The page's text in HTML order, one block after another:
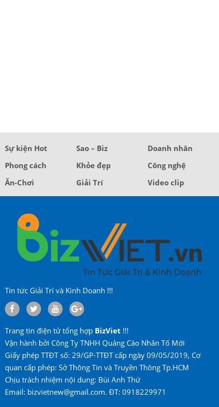
Sự kiện Hot Sao – Biz
Doanh nhân
Phong cách
Khỏe đẹp
Công nghệ
Ăn-Chơi
Giải Trí Video clip
Tin tức Giải Trí và Kinh Doanh !!!
Trang tin điện tử tổng hợp BizViet !!!
Vận hành bởi Công Ty TNHH Quảng Cáo Nhân Tố Mới
Giấy phép TTĐT số: 29/GP-TTĐT cấp ngày 09/05/2019, Cơ
quan cấp phép: Sở Thông Tin và Truyền Thông Tp.HCM
Chịu trách nhiệm nội dung: Bùi Anh Thứ
Email: bizvietnew@gmail.com. ĐT: 0918229971